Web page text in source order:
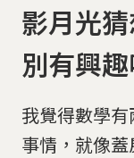
影月光
別有興趣
我覺得數學
事情，就像